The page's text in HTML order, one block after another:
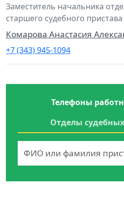
Заместитель начальника
старшего судебного пристава
Комарова Анастасия
+7 (343) 945-1094
Телефоны
Отделы